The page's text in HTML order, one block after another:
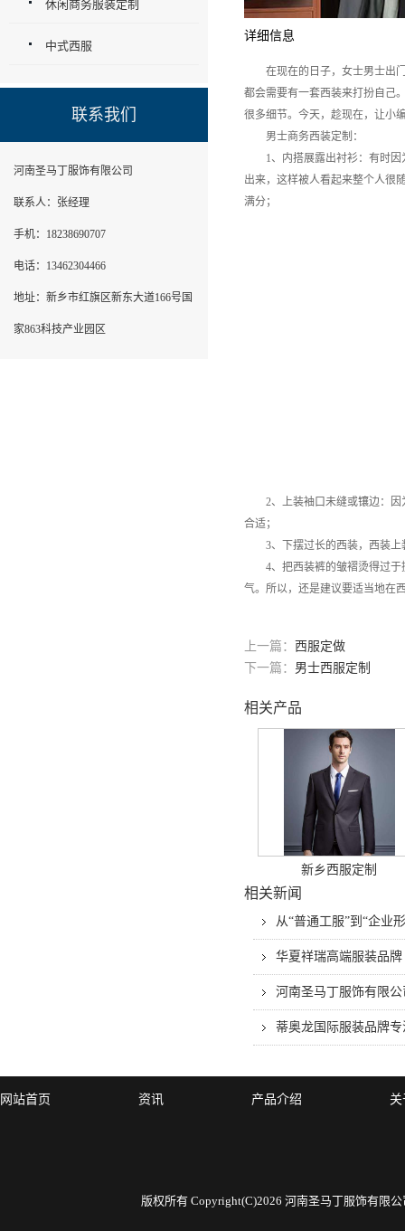
详细信息
在现在的日子，女士男士出门
都会需要有一套西装来打扮自己
很多细节。今天，趁现在，让小
男士商务西装定制：
1、内搭展露出衬衫：有时因
出来，这样被人看起来整个人很
满分；
2、上装袖口未缝或镶边：因
合适；
3、下摆过长的西装，西装上
4、把西装裤的皱褶烫得过于
气。所以，还是建议要适当地在
上一篇： 西服定做
下一篇： 男士西服定制
相关产品
新乡西服定制
相关新闻
从“普通工服”到“企业
华夏祥瑞高端服装品牌
河南圣马丁服饰有限公
蒂奥龙国际服装品牌
休闲商务服装定制
中式西服
联系我们
河南圣马丁服饰有限公司
联系人：张经理
手机：18238690707
电话：13462304466
地址：新乡市红旗区新东大道166号国
家863科技产业园区
网站首页 资讯 产品介绍
版权所有 Copyright(C)2026 河南圣马丁服饰有限